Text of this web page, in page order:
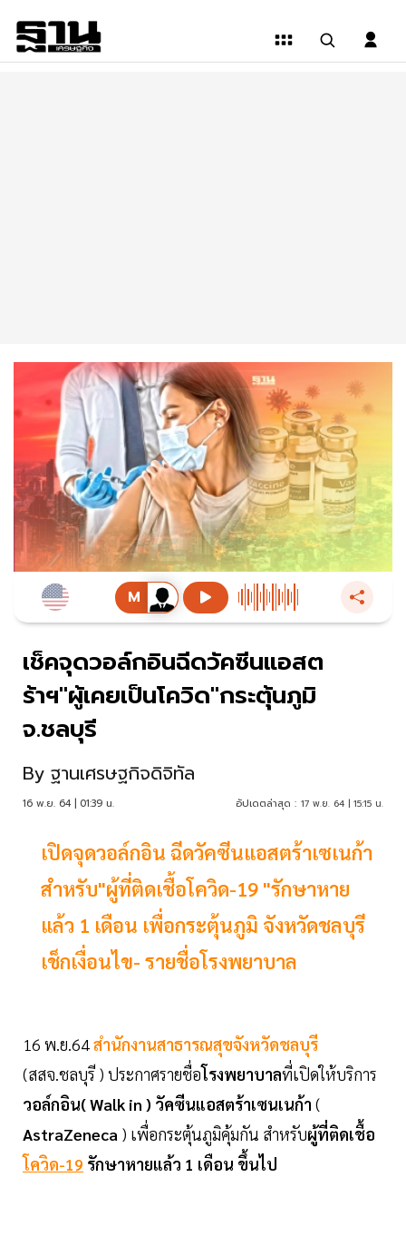
เช็คจุดวอล์กอินฉีดวัคซีนแอสต
ร้าฯ"ผู้เคยเป็นโควิด"กระตุ้นภูมิ
จ.ชลบุรี
By ฐานเศรษฐกิจดิจิทัล
16 พ.ย. 64 | 01:39 น. อัปเดตล่าสุด : 17 พ.ย. 64 | 15:15 น.
เปิดจุดวอล์กอิน ฉีดวัคซีนแอสตร้าเซเนก้า
สำหรับ"ผู้ที่ติดเชื้อโควิด-19 "รักษาหาย
แล้ว 1 เดือน เพื่อกระตุ้นภูมิ จังหวัดชลบุรี
เช็กเงื่อนไข- รายชื่อโรงพยาบาล
16 พ.ย.64สำนักงานสาธารณสุขจังหวัดชลบุรี
(สสจ.ชลบุรี ) ประกาศรายชื่อโรงพยาบาลที่เปิดให้บริการ
วอล์กอิน( Walk in ) วัคซีนแอสตร้าเซนเนก้า (
AstraZeneca ) เพื่อกระตุ้นภูมิคุ้มกัน สำหรับผู้ที่ติดเชื้อ
โควิด-19 รักษาหายแล้ว 1 เดือน ขึ้นไป